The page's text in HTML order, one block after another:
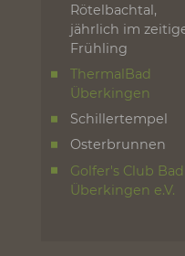
Kahlenstein
im Autal und
Rötelbachtal,
jährlich im
Frühling
ThermalBad